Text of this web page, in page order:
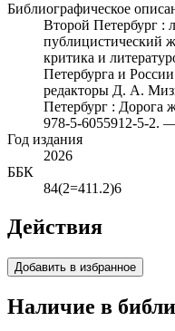
Библиографическое
Второй Петербург :
публицистический
критика и
Петербурга и
редакторы Д. А.
Петербург :
978-5-6055912-5-2.
Год издания
2026
ББК
84(2=411.2)6
Действия
Добавить в избранное
Наличие в